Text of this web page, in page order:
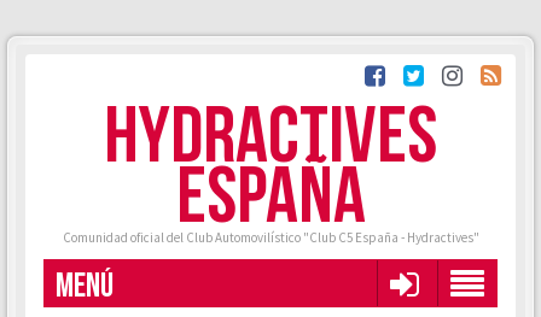
HYDRACTIVES
ESPAÑA
Comunidad oficial del Club Automovilístico "Club C5 España - Hydractives"
MENÚ